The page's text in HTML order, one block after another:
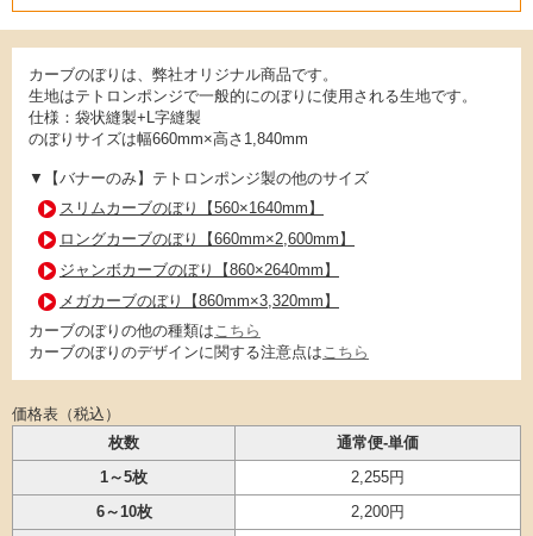
カーブのぼりは、弊社オリジナル商品です。
生地はテトロンポンジで一般的にのぼりに使用される生地です。
仕様：袋状縫製+L字縫製
のぼりサイズは幅660mm×高さ1,840mm
▼【バナーのみ】テトロンポンジ製の他のサイズ
スリムカーブのぼり【560×1640mm】
ロングカーブのぼり【660mm×2,600mm】
ジャンボカーブのぼり【860×2640mm】
メガカーブのぼり【860mm×3,320mm】
カーブのぼりの他の種類はこちら
カーブのぼりのデザインに関する注意点はこちら
価格表（税込）
枚数
通常便-単価
1～5枚
2,255円
6～10枚
2,200円